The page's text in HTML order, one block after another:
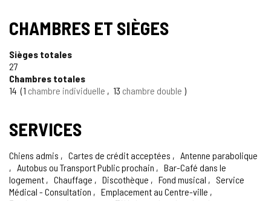
CHAMBRES ET SIÈGES
Sièges totales
27
Chambres totales
14
1 chambre individuelle 13 chambre double
SERVICES
Chiens admis Cartes de crédit acceptées
Antenne parabolique
Autobus ou Transport Public prochain
Bar-Café dans le
logement
Chauffage Discothèque Fond musical
Service
Médical - Consultation
Emplacement au Centre-ville